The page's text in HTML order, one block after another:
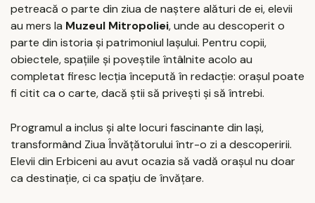
petreacă o parte din ziua de naștere alături de ei, elevii
au mers la Muzeul Mitropoliei, unde au descoperit o
parte din istoria și patrimoniul Iașului. Pentru copii,
obiectele, spațiile și poveștile întâlnite acolo au
completat firesc lecția începută în redacție: orașul poate
fi citit ca o carte, dacă știi să privești și să întrebi.
Programul a inclus și alte locuri fascinante din Iași,
transformând Ziua Învățătorului într-o zi a descoperirii.
Elevii din Erbiceni au avut ocazia să vadă orașul nu doar
ca destinație, ci ca spațiu de învățare.